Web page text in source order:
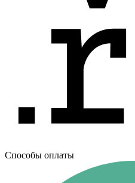
Способы оплаты